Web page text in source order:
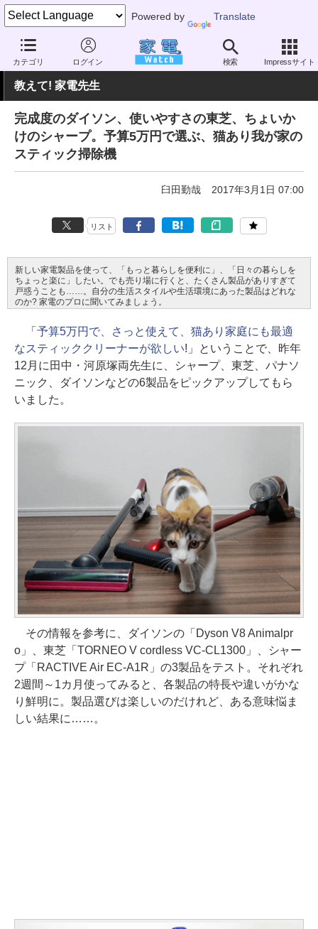
Powered by Translate
カテゴリ ログイン 検索 Impressサイト
家電 Watch 生活家電 掃除機 スティック型
教えて! 家電先生
完成度のダイソン、使いやすさの東芝、ちょいか
けのシャープ。予算5万円で選ぶ、猫あり我が家の
スティック掃除機
臼田勤哉 2017年3月1日 07:00
リスト
新しい家電製品を使って、「もっと暮らしを便利に」、「日々の暮らしを
ちょっと楽に」したい。でも売り場に行くと、たくさん製品がありすぎて
戸惑うことも……。自分の生活スタイルや生活環境にあった製品はどれな
のか? 家電のプロに聞いてみましょう。
「 予算5万円で、さっと使えて、猫あり家庭にも最適
なスティッククリーナーが欲しい!」ということで、昨年
12月に田中・河原塚両先生に、シャープ、東芝、パナソ
ニック、ダイソンなどの6製品をピックアップしてもら
いました。
その情報を参考に、ダイソンの「Dyson V8 Animalpr
o」、東芝「TORNEO V cordless VC-CL1300」、シャー
プ「RACTIVE Air EC-A1R」の3製品をテスト。それぞれ
2週間～1カ月使ってみると、各製品の特長や違いがかな
り鮮明に。製品選びは楽しいのだけれど、ある意味悩ま
しい結果に……。